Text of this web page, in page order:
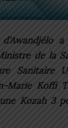
de la
Sanitaire
Marie Koffi
Kozah 3